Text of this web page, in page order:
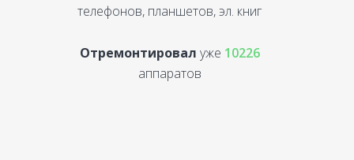
телефонов, планшетов, эл. книг
Отремонтировал уже 10226
аппаратов